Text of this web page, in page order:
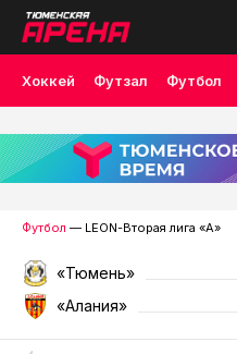
Хоккей Футзал Футбол
Лыжные гонки Волейбол
Скалолазание Велоспорт
Футбол — LEON-Вторая лига «А»
«Тюмень»
«Алания»